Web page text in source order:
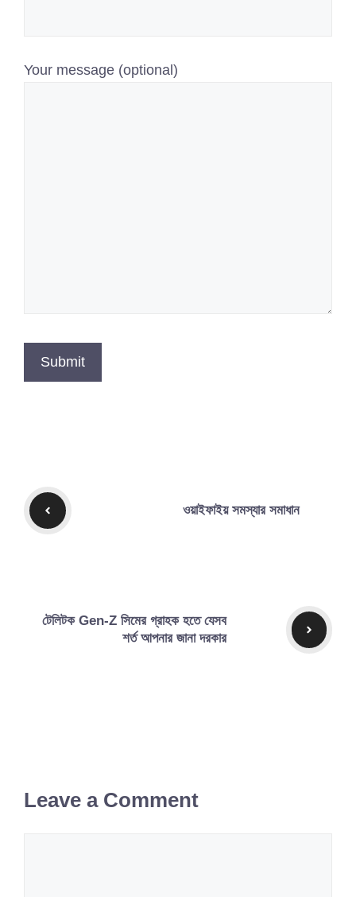
Your message (optional)
ওয়াইফাইয় সমস্যার সমাধান
টেলিটক Gen-Z সিমের গ্রাহক হতে যেসব
শর্ত আপনার জানা দরকার
Leave a Comment